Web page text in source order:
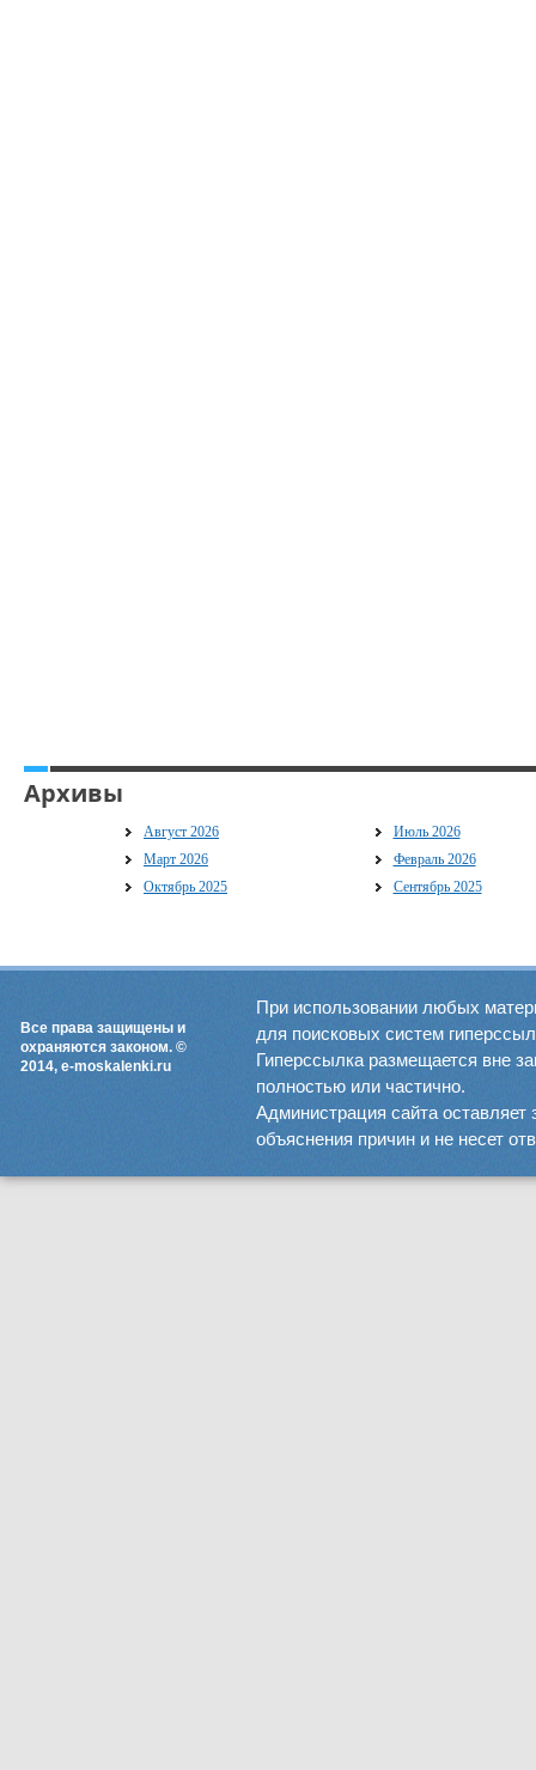
Архивы
Август 2026
Июль 2026
Март 2026
Февраль 2026
Октябрь 2025
Сентябрь 2025
Все права защищены и
охраняются законом. ©
2014, e-moskalenki.ru
При использовании любых
для поисковых систем
Гиперссылка размещается вне
полностью или частично.
Администрация сайта оставляет
объяснения причин и не несет